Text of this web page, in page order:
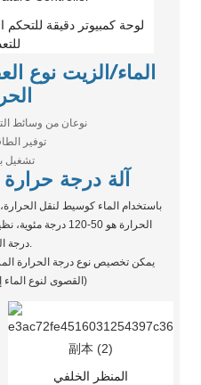
لوحة كمبيوتر دقيقة للتحكم
الماء/الزيت نوع
نوعان من وسائط
توفير
تشغيل
آلة درجة حرارة
باستخدام الماء كوسيط لنقل
الحرارة هو 50-120
درجة الحرارة.
القصوى لنوع الماء إلى 180 درجة مئوية)
المنظر الخلفي